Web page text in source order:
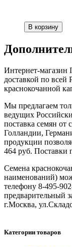
Интернет-магазин
доставкой по
краснокочанной
Мы предлагаем
ведущих
поставка семян
Голландии,
продукции
464 руб. Поставки
Семена
наименований)
телефону 8-495-
предварительный
г.Москва,
Категории товаров